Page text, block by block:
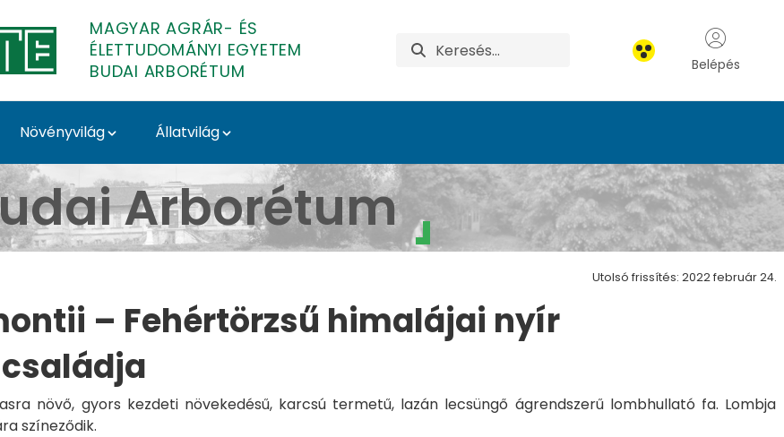
MAGYAR AGRÁR- ÉS
ÉLETTUDOMÁNYI EGYETEM
BUDAI ARBORÉTUM
Belépés
Növényvilág Állatvilág
- Budai Arborétum
Arborétum
Utolsó frissítés: 2022 február 24.
– Fehértörzsű himalájai nyír
növő, gyors kezdeti növekedésű, karcsú termetű, lazán lecsüngő ágrendszerű lombhullató fa. Lombja
színeződik.